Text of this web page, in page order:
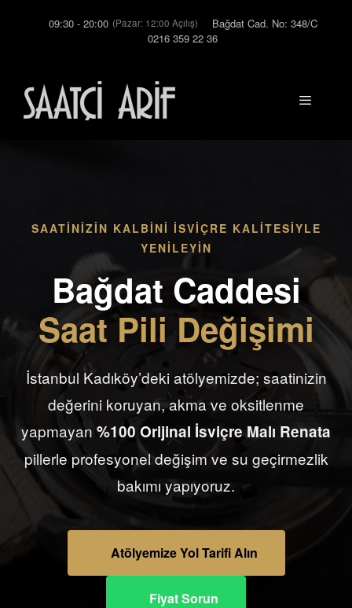
09:30 - 20:00 (Pazar: 12:00 Açılış)
Bağdat Cad. No: 348/C
0216 359 22 36
SAATINIZIN KALBINI İSVIÇRE KALITESIYLE
YENILEYIN
Bağdat Caddesi
Saat Pili Değişimi
İstanbul Kadıköy’deki atölyemizde; saatinizin
değerini koruyan, akma ve oksitlenme
yapmayan %100 Orijinal İsviçre Malı Renata
pillerle profesyonel değişim ve su geçirmezlik
bakımı yapıyoruz.
Atölyemize Yol Tarifi Alın
Fiyat Sorun